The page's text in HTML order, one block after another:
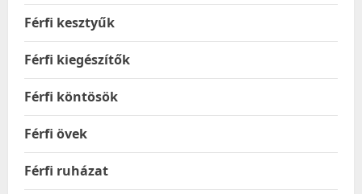
Férfi kesztyűk
Férfi kiegészítők
Férfi köntösök
Férfi övek
Férfi ruházat